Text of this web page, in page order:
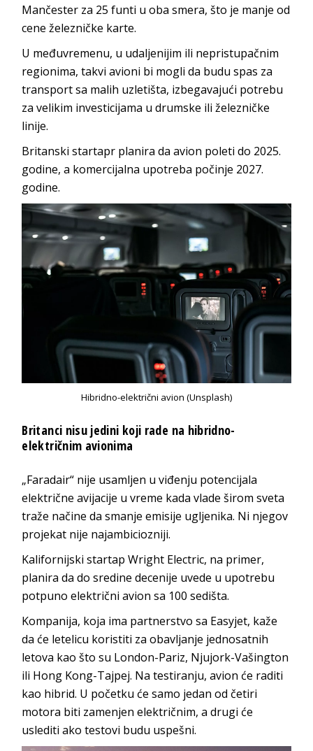
Mančester za 25 funti u oba smera, što je manje od
cene železničke karte.
U međuvremenu, u udaljenijim ili nepristupačnim
regionima, takvi avioni bi mogli da budu spas za
transport sa malih uzletišta, izbegavajući potrebu
za velikim investicijama u drumske ili železničke
linije.
Britanski startapr planira da avion poleti do 2025.
godine, a komercijalna upotreba počinje 2027.
godine.
Hibridno-električni avion (Unsplash)
Britanci nisu jedini koji rade na hibridno-
električnim avionima
„Faradair“ nije usamljen u viđenju potencijala
električne avijacije u vreme kada vlade širom sveta
traže načine da smanje emisije ugljenika. Ni njegov
projekat nije najambiciozniji.
Kalifornijski startap Wright Electric, na primer,
planira da do sredine decenije uvede u upotrebu
potpuno električni avion sa 100 sedišta.
Kompanija, koja ima partnerstvo sa Easyjet, kaže
da će letelicu koristiti za obavljanje jednosatnih
letova kao što su London-Pariz, Njujork-Vašington
ili Hong Kong-Tajpej. Na testiranju, avion će raditi
kao hibrid. U početku će samo jedan od četiri
motora biti zamenjen električnim, a drugi će
uslediti ako testovi budu uspešni.